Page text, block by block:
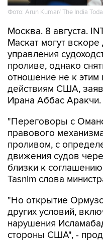
Фото: Arun Kumar/ The India
Москва. 8 августа.
Маскат могут
управления
проливе, однако
отношение не к этим
действиям США,
Ирана Аббас Аракчи.
"Переговоры с
правового
проливом, с
движения судов
близки к
Tasnim слова
"Но открытие
других условий,
нарушения
стороны США", -